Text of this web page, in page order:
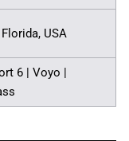
USA
6 | Voyo |